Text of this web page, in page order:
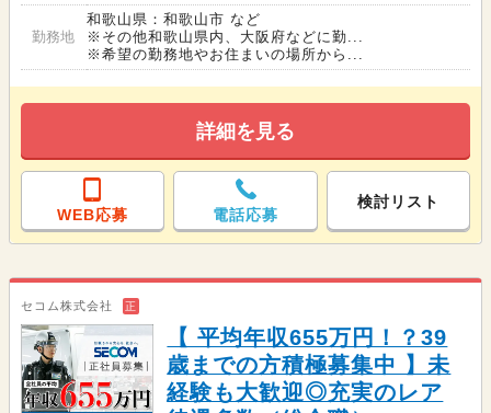
勤務地
和歌山県：和歌山市 など
※その他和歌山県内、大阪府などに勤...
※希望の勤務地やお住まいの場所から...
詳細を見る
WEB応募 電話応募
検討リスト
セコム株式会社 正
【 平均年収655万円！？39
歳までの方積極募集中 】未
経験も大歓迎◎充実のレア